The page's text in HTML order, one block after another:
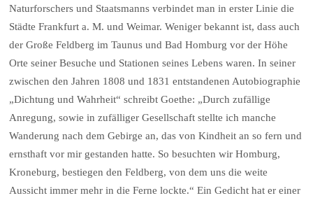
Naturforschers und Staatsmanns verbindet man in erster Linie die
Städte Frankfurt a. M. und Weimar. Weniger bekannt ist, dass auch
der Große Feldberg im Taunus und Bad Homburg vor der Höhe
Orte seiner Besuche und Stationen seines Lebens waren. In seiner
zwischen den Jahren 1808 und 1831 entstandenen Autobiographie
„Dichtung und Wahrheit“ schreibt Goethe: „Durch zufällige
Anregung, sowie in zufälliger Gesellschaft stellte ich manche
Wanderung nach dem Gebirge an, das von Kindheit an so fern und
ernsthaft vor mir gestanden hatte. So besuchten wir Homburg,
Kroneburg, bestiegen den Feldberg, von dem uns die weite
Aussicht immer mehr in die Ferne lockte.“ Ein Gedicht hat er einer